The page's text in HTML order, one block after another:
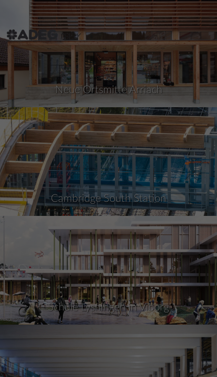
Neue Ortsmitte Arriach
Cambridge South Station
Schule Lysningen in Viborg